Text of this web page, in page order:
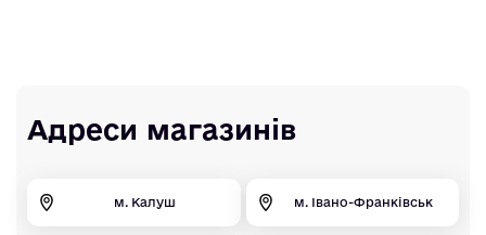
Адреси магазинів
м. Калуш м. Івано-Франківськ